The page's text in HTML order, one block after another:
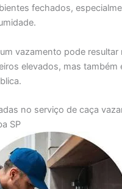
fechados,
vazamento pode resultar
elevados, mas também
no serviço de caça
SP